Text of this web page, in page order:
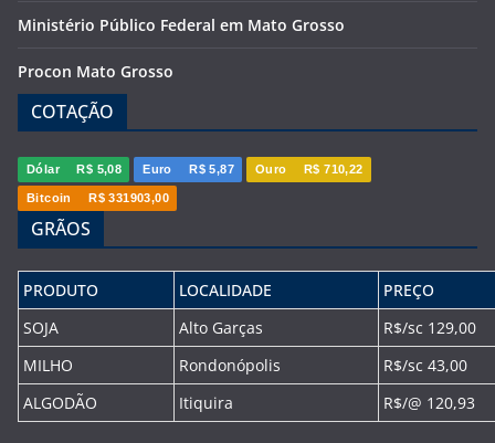
Ministério Público Federal em Mato Grosso
Procon Mato Grosso
COTAÇÃO
Dólar R$ 5,08 Euro R$ 5,87 Ouro R$ 710,22
Bitcoin R$ 331903,00
GRÃOS
PRODUTO LOCALIDADE
PREÇO
SOJA
Alto Garças
R$/sc 129,00
MILHO
Rondonópolis
R$/sc 43,00
ALGODÃO
Itiquira R$/@ 120,93